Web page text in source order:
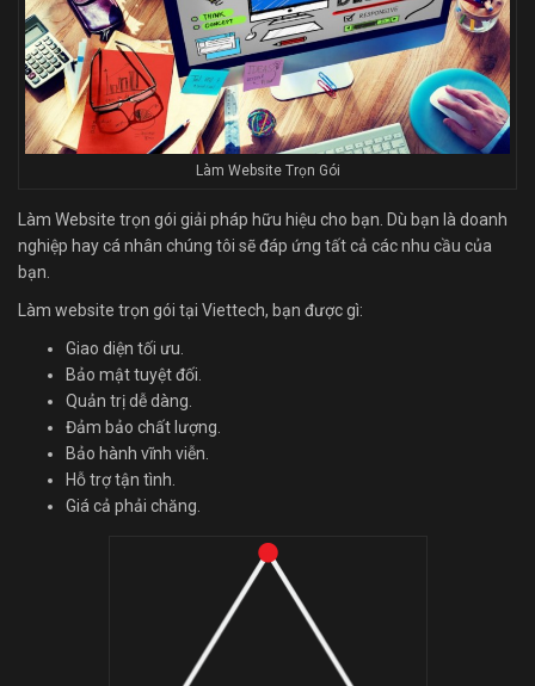
Làm Website Trọn Gói
Làm Website trọn gói giải pháp hữu hiệu cho bạn. Dù bạn là doanh
nghiệp hay cá nhân chúng tôi sẽ đáp ứng tất cả các nhu cầu của
bạn.
Làm website trọn gói tại Viettech, bạn được gì:
Giao diện tối ưu.
Bảo mật tuyệt đối.
Quản trị dễ dàng.
Đảm bảo chất lượng.
Bảo hành vĩnh viễn.
Hỗ trợ tận tình.
Giá cả phải chăng.